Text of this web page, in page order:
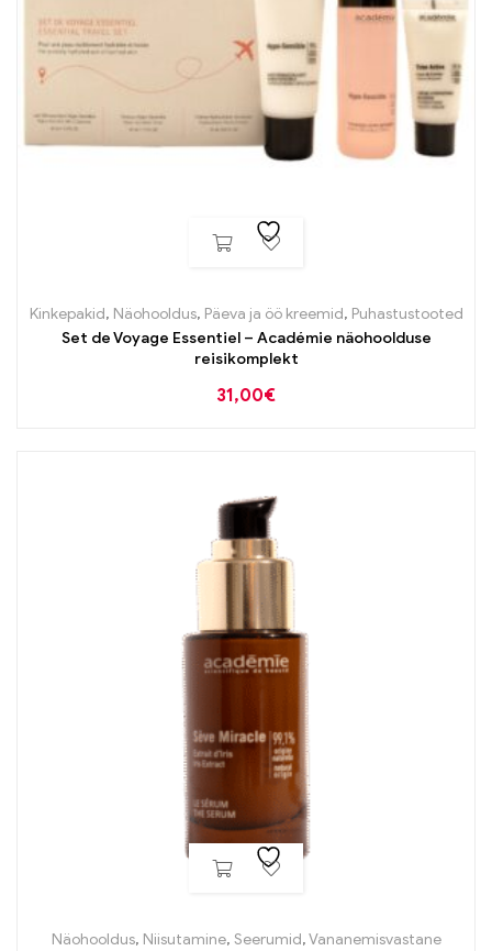
Kinkepakid, Näohooldus, Päeva ja öö kreemid, Puhastustooted
Set de Voyage Essentiel – Académie näohoolduse
reisikomplekt
31,00€
Näohooldus, Niisutamine, Seerumid,Vananemisvastane